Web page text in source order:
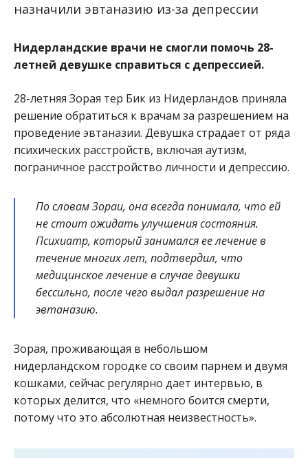
назначили эвтаназию из-за депрессии
Нидерландские врачи не смогли помочь 28-
летней девушке справиться с депрессией.
28-летняя Зорая тер Бик из Нидерландов приняла
решение обратиться к врачам за разрешением на
проведение эвтаназии. Девушка страдает от ряда
психических расстройств, включая аутизм,
пограничное расстройство личности и депрессию.
По словам Зораи, она всегда понимала, что ей
не стоит ожидать улучшения состояния.
Психиатр, который занимался ее лечение в
течение многих лет, подтвердил, что
медицинское лечение в случае девушки
бессильно, после чего выдал разрешение на
эвтаназию.
Зорая, проживающая в небольшом
нидерландском городке со своим парнем и двумя
кошками, сейчас регулярно дает интервью, в
которых делится, что «немного боится смерти,
потому что это абсолютная неизвестность».